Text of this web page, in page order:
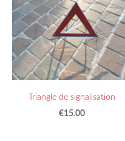
Triangle de signalisation
€15.00